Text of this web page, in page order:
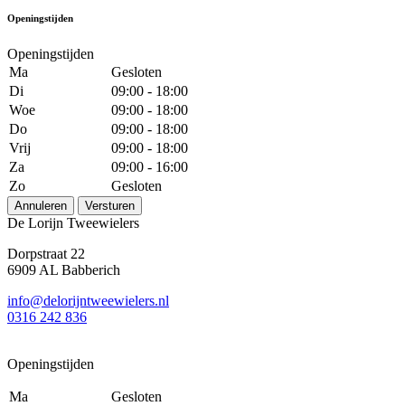
Openingstijden
Openingstijden
Ma
Gesloten
Di
09:00 - 18:00
Woe
09:00 - 18:00
Do
09:00 - 18:00
Vrij
09:00 - 18:00
Za
09:00 - 16:00
Zo
Gesloten
Annuleren Versturen
De Lorijn Tweewielers
Dorpstraat 22
6909 AL Babberich
info@delorijntweewielers.nl
0316 242 836
Openingstijden
Ma
Gesloten